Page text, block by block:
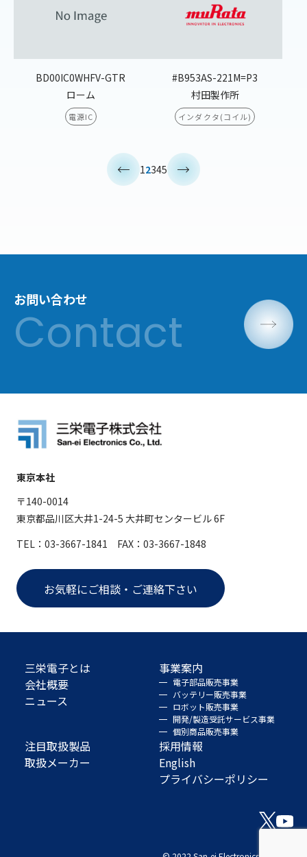
BD00IC0WHFV-GTR
ローム
電源IC
#B953AS-221M=P3
村田製作所
インダクタ(コイル)
12345
お問い合わせ
東京本社
〒140-0014
東京都品川区大井1-24-5 大井町センタービル 6F
TEL：03-3667-1841 FAX：03-3667-1848
お気軽にご相談・ご連絡下さい
三栄電子とは
会社概要
ニュース
事業案内
電子部品販売事業
バッテリー販売事業
ロボット販売事業
開発/製造受託サービス事業
個別商品販売事業
注目取扱製品
取扱メーカー
採用情報
English
プライバシーポリシー